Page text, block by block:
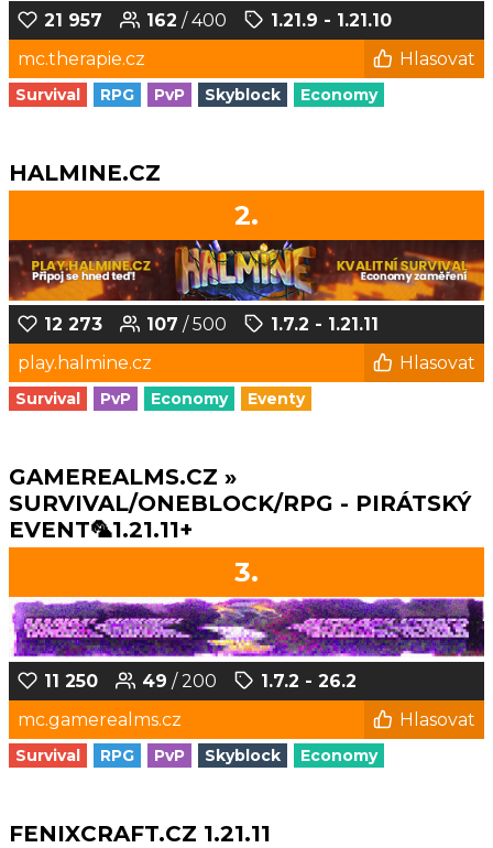
21 957 162 / 400
1.21.9 - 1.21.10
mc.therapie.cz
Hlasovat
Survival RPG PvP Skyblock Economy
HALMINE.CZ
2.
12 273 107 / 500
1.7.2 - 1.21.11
play.halmine.cz
Hlasovat
Survival PvP Economy Eventy
GAMEREALMS.CZ »
SURVIVAL/ONEBLOCK/RPG - PIRÁTSKÝ
EVENT🦜1.21.11+
3.
11 250 49 / 200
1.7.2 - 26.2
mc.gamerealms.cz
Hlasovat
Survival RPG PvP Skyblock Economy
FENIXCRAFT.CZ 1.21.11